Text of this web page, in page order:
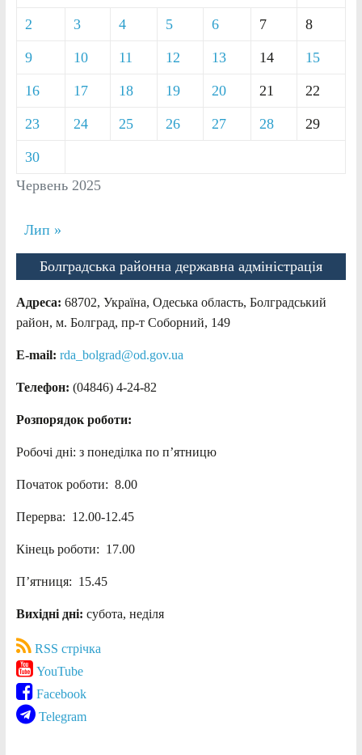
Червень 2025
2 3 4 5 6 7 8
9 10 11 12 13 14 15
16 17 18 19 20 21 22
23 24 25 26 27 28 29
30
Лип »
Болградська районна державна адміністрація
Адреса: 68702, Україна, Одеська область, Болградський
район, м. Болград, пр-т Соборний, 149
E-mail: rda_bolgrad@od.gov.ua
Телефон: (04846) 4-24-82
Розпорядок роботи:
Робочі дні: з понеділка по п’ятницю
Початок роботи: 8.00
Перерва: 12.00-12.45
Кінець роботи: 17.00
П’ятниця: 15.45
Вихідні дні: субота, неділя
RSS стрічка
YouTube
Facebook
Telegram